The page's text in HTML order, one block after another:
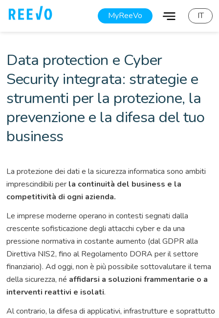
MyReeVo IT
Data protection e Cyber
Security integrata: strategie e
strumenti per la protezione, la
prevenzione e la difesa del tuo
business
La protezione dei dati e la sicurezza informatica sono ambiti
imprescindibili per la continuità del business e la
competitività di ogni azienda.
Le imprese moderne operano in contesti segnati dalla
crescente sofisticazione degli attacchi cyber e da una
pressione normativa in costante aumento (dal GDPR alla
Direttiva NIS2, fino al Regolamento DORA per il settore
finanziario). Ad oggi, non è più possibile sottovalutare il tema
della sicurezza, né affidarsi a soluzioni frammentarie o a
interventi reattivi e isolati.
Al contrario, la difesa di applicativi, infrastrutture e soprattutto